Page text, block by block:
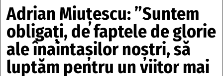
Adrian Miuțescu: ”Suntem
obligați, de faptele de glorie
ale înaintașilor noștri, să
luptăm pentru un viitor mai